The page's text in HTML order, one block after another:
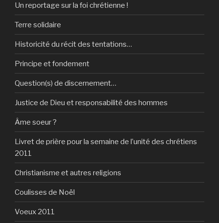
Un reportage sur la foi chrétienne !
Terre solidaire
Historicité du récit des tentations…
Principe et fondement
Question(s) de discernement…
Justice de Dieu et responsabilité des hommes
Âme soeur ?
Livret de prière pour la semaine de l’unité des chrétiens
2011
Christianisme et autres religions
Coulisses de Noël
Voeux 2011